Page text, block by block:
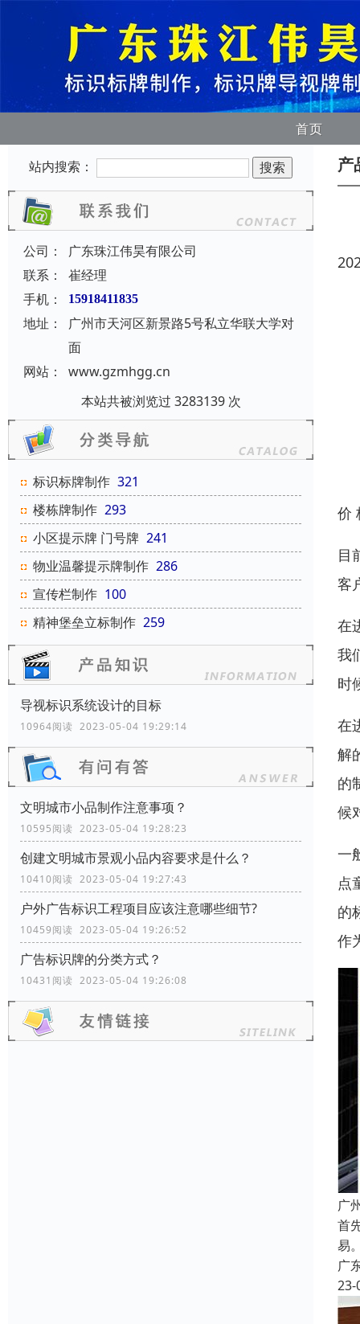
首页
站内搜索：
公司：
广东珠江伟昊有限公司
联系：
崔经理
手机：
15918411835
地址：
广州市天河区新景路5号私立华联大学对
面
网站：
www.gzmhgg.cn
本站共被浏览过 3283139 次
标识标牌制作 321
楼栋牌制作 293
小区提示牌 门号牌 241
物业温馨提示牌制作 286
宣传栏制作 100
精神堡垒立标制作 259
导视标识系统设计的目标
10964阅读 2023-05-04 19:29:14
文明城市小品制作注意事项？
10595阅读 2023-05-04 19:28:23
创建文明城市景观小品内容要求是什么？
10410阅读 2023-05-04 19:27:43
户外广告标识工程项目应该注意哪些细节?
10459阅读 2023-05-04 19:26:52
广告标识牌的分类方式？
10431阅读 2023-05-04 19:26:08
产
价
目
客
在
我
时
在
解
的
候
一
点
的
作
广
首
易
广
23-